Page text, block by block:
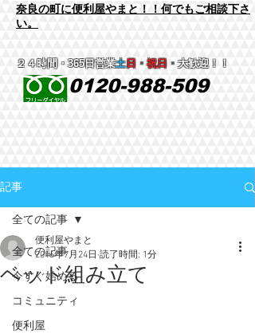
0120-988-509
２４時間 ・365日営業土日 ・祝日 ・大歓迎！！
​奈良の町に便利屋やまと！！何でもご相談下さ
い。
記事
全ての記事
今すぐ始める
コミュニティ
便利屋
全ての記事
ベッド組み立て
便利屋やまと
2016年7月24日 読了時間: 1分